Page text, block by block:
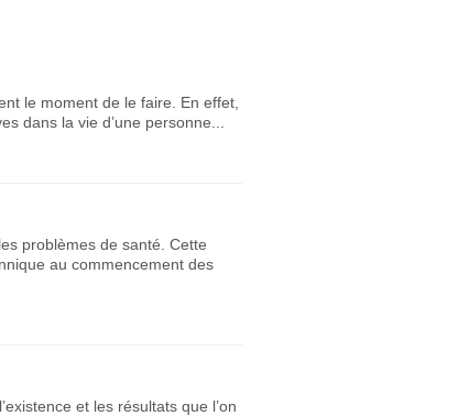
le moment de le faire. En effet,
dans la vie d’une personne...
problèmes de santé. Cette
au commencement des
et les résultats que l’on